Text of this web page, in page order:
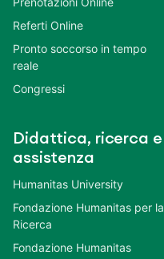
Referti Online
Pronto soccorso in tempo
reale
Congressi
Didattica, ricerca e
assistenza
Humanitas University
Fondazione Humanitas per la
Ricerca
Fondazione Humanitas